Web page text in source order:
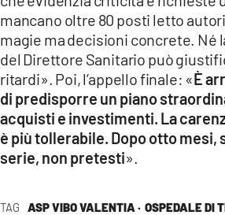
TAG ASP VIBO VALENTIA · OSPEDALE DI
mancano oltre 80 posti letto
magie ma decisioni concrete. Né
del Direttore Sanitario può
ritardi». Poi, l’appello finale: «È
di predisporre un piano
acquisti e investimenti. La
è più tollerabile. Dopo otto mesi,
serie, non pretesti».